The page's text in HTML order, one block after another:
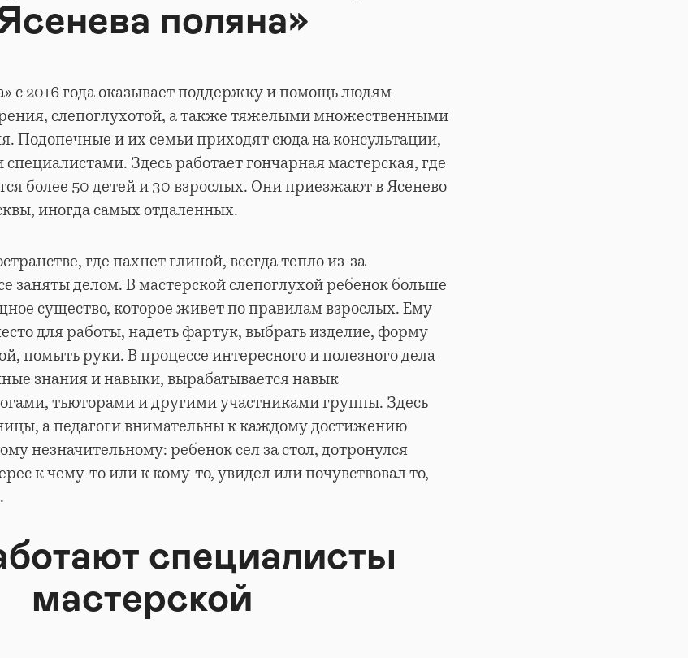
поляна»
с 2016 года оказывает поддержку и помощь людям
слепоглухотой, а также тяжелыми множественными
Подопечные и их семьи приходят сюда на консультации,
специалистами. Здесь работает гончарная мастерская, где
более 50 детей и 30 взрослых. Они приезжают в Ясенево
иногда самых отдаленных.
где пахнет глиной, всегда тепло из-за
заняты делом. В мастерской слепоглухой ребенок больше
существо, которое живет по правилам взрослых. Ему
для работы, надеть фартук, выбрать изделие, форму
помыть руки. В процессе интересного и полезного дела
знания и навыки, вырабатывается навык
тьюторами и другими участниками группы. Здесь
а педагоги внимательны к каждому достижению
незначительному: ребенок сел за стол, дотронулся
к чему-то или к кому-то, увидел или почувствовал то,
специалисты
мастерской